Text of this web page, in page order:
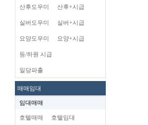
산후도우미 산후+시급
실버도우미 실버+시급
요양도우미 요양+시급
등/하원 시급
일당파출
매매임대
임대매매
호텔매매 호텔임대